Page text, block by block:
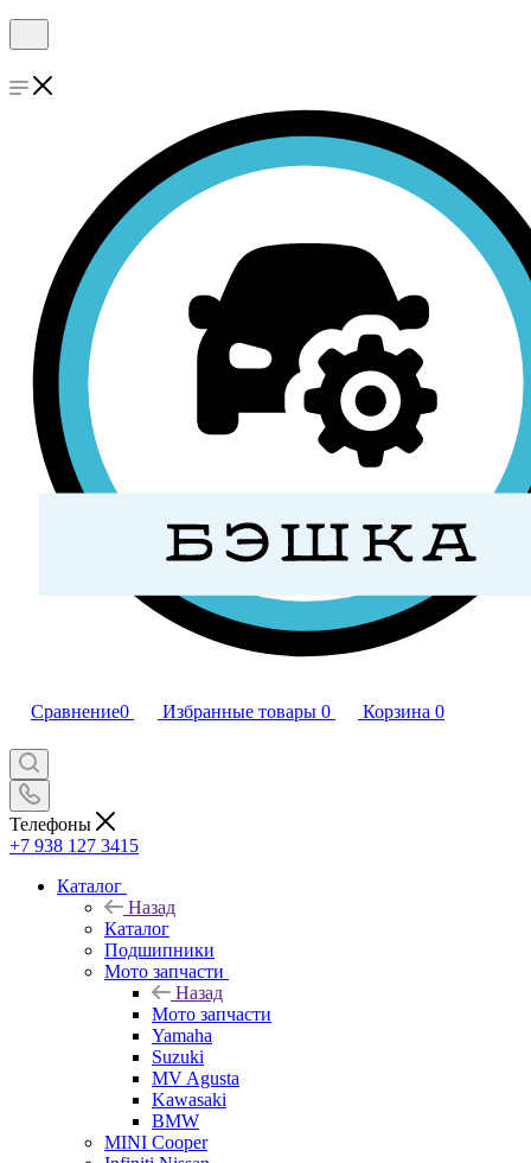
Сравнение0 Избранные товары 0 Корзина 0
Телефоны
+7 938 127 3415
Каталог
Назад
Каталог
Подшипники
Мото запчасти
Назад
Мото запчасти
Yamaha
Suzuki
MV Agusta
Kawasaki
BMW
MINI Cooper